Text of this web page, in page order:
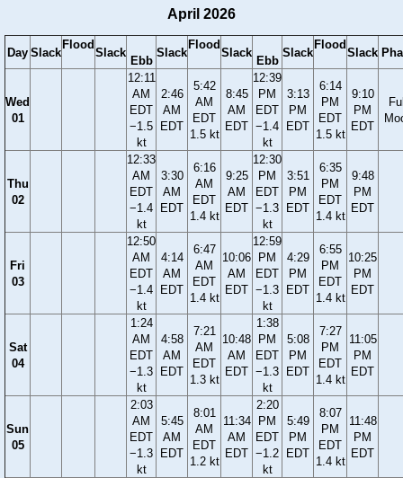
April 2026
Day Slack
Flood
Slack
Ebb
Slack
Flood
Slack
Ebb
Slack
Flood
Slack
Wed
01
12:11
AM
EDT
−1.5
kt
2:46
AM
EDT
5:42
AM
EDT
1.5 kt
8:45
AM
EDT
12:39
PM
EDT
−1.4
kt
3:13
PM
EDT
6:14
PM
EDT
1.5 kt
9:10
PM
EDT
Thu
02
12:33
AM
EDT
−1.4
kt
3:30
AM
EDT
6:16
AM
EDT
1.4 kt
9:25
AM
EDT
12:30
PM
EDT
−1.3
kt
3:51
PM
EDT
6:35
PM
EDT
1.4 kt
9:48
PM
EDT
Fri
03
12:50
AM
EDT
−1.4
kt
4:14
AM
EDT
6:47
AM
EDT
1.4 kt
10:06
AM
EDT
12:59
PM
EDT
−1.3
kt
4:29
PM
EDT
6:55
PM
EDT
1.4 kt
10:25
PM
EDT
Sat
04
1:24
AM
EDT
−1.3
kt
4:58
AM
EDT
7:21
AM
EDT
1.3 kt
10:48
AM
EDT
1:38
PM
EDT
−1.3
kt
5:08
PM
EDT
7:27
PM
EDT
1.4 kt
11:05
PM
EDT
Sun
05
2:03
AM
EDT
−1.3
kt
5:45
AM
EDT
8:01
AM
EDT
1.2 kt
11:34
AM
EDT
2:20
PM
EDT
−1.2
kt
5:49
PM
EDT
8:07
PM
EDT
1.4 kt
11:48
PM
EDT